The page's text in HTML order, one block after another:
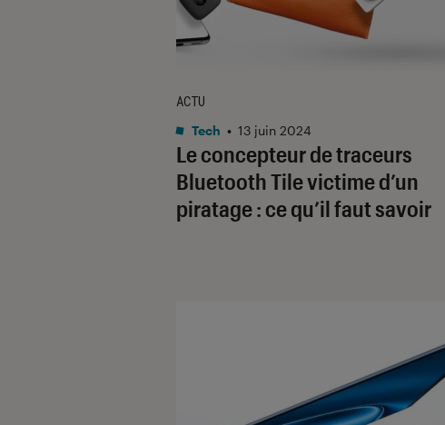
Le concepteur de traceurs
Bluetooth Tile victime d’un
piratage : ce qu’il faut savoir
ACTU
Tech • 13 juin 2024